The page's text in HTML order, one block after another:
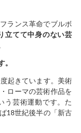
ランス革命でブルボ
立てて中身のない芸
起きています。美術
ローマの芸術作品を
う芸術運動です。た
18世紀後半の「新古